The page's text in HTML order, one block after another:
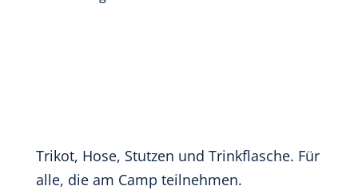
Trikot, Hose, Stutzen und Trinkflasche. Für
alle, die am Camp teilnehmen.